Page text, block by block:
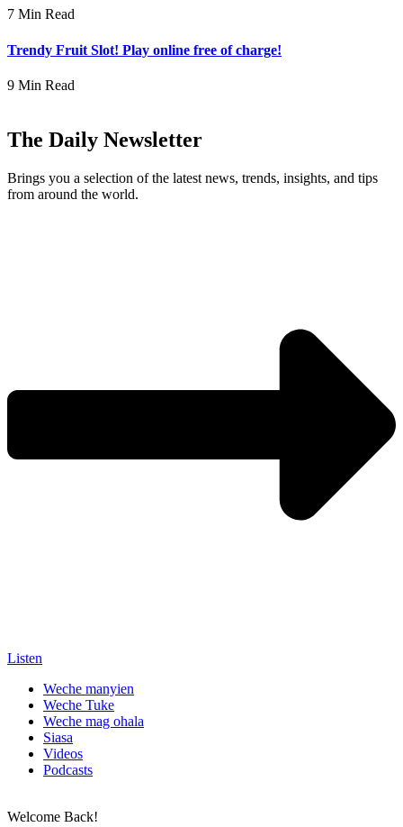
7 Min Read
Trendy Fruit Slot! Play online free of charge!
9 Min Read
The Daily Newsletter
Brings you a selection of the latest news, trends, insights, and tips
from around the world.
Listen
Weche manyien
Weche Tuke
Weche mag ohala
Siasa
Videos
Podcasts
Welcome Back!